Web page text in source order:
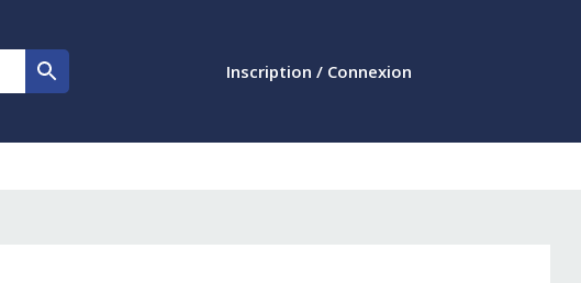
Inscription / Connexion